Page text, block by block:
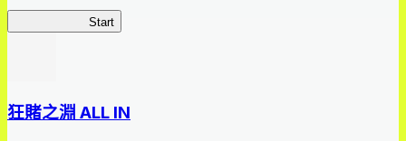
Start
狂賭之淵 ALL IN